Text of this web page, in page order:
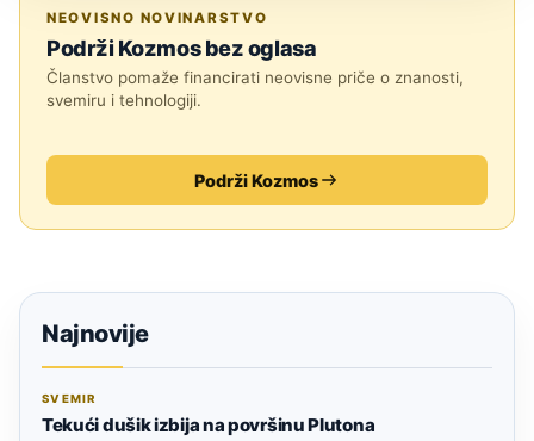
NEOVISNO NOVINARSTVO
Podrži Kozmos bez oglasa
Članstvo pomaže financirati neovisne priče o znanosti,
svemiru i tehnologiji.
Podrži Kozmos
Najnovije
SVEMIR
Tekući dušik izbija na površinu Plutona